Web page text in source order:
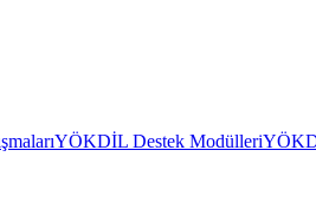
YÖKDİL Destek Modülleri